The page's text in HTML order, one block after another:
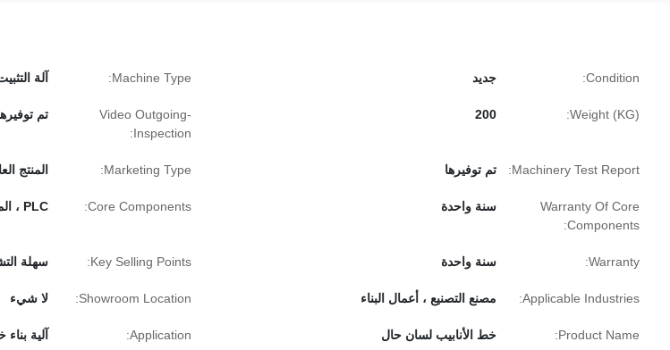
Condition: جديد Machine Type: آلة
Weight (KG):
200
Video Outgoing-
Inspection:
تم
Machinery Test Report: تم توفيرها Marketing Type: المنتج
Warranty Of Core
Components:
سنة واحدة Core Components: PLC ، المحرك ، المحرك
Warranty: سنة واحدة Key Selling Points: سهلة
Applicable Industries: مصنع التصنيع ، أعمال البناء Showroom Location: لا شيء
Product Name: خط الأنابيب لسان حال Application: آلية